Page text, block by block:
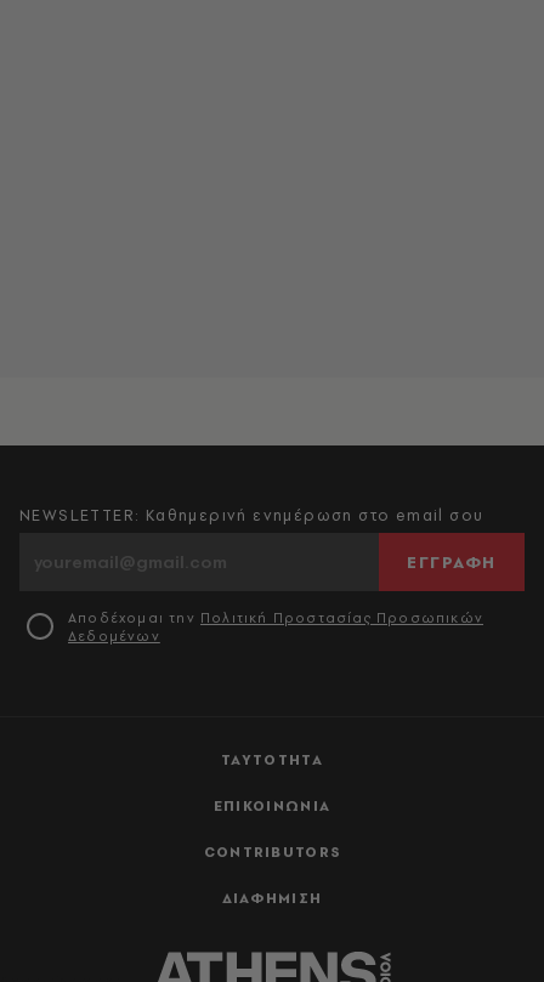
ΤΑΥΤΟΤΗΤΑ
ΕΠΙΚΟΙΝΩΝΙΑ
CONTRIBUTORS
ΔΙΑΦΗΜΙΣΗ
NEWSLETTER: Καθημερινή ενημέρωση στο email σου
ΕΓΓΡΑΦΗ
Αποδέχομαι την Πολιτική Προστασίας Προσωπικών
Δεδομένων